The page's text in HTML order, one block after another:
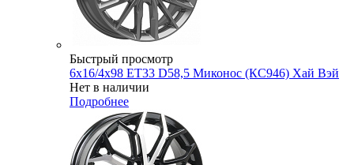
Быстрый просмотр
6x16/4x98 ET33 D58,5 Миконос (КС946) Хай Вэй
Нет в наличии
Подробнее